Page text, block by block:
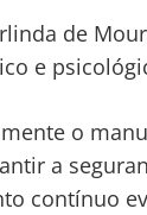
de
e
o
a
contínuo